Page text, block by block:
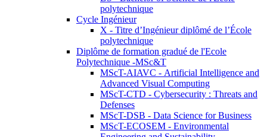
polytechnique
Cycle Ingénieur
X - Titre d’Ingénieur diplômé de l’École
polytechnique
Diplôme de formation gradué de l'Ecole
Polytechnique -MSc&T
MScT-AIAVC - Artificial Intelligence and
Advanced Visual Computing
MScT-CTD - Cybersecurity : Threats and
Defenses
MScT-DSB - Data Science for Business
MScT-ECOSEM - Environmental